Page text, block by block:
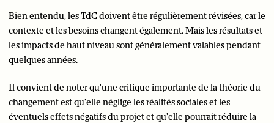
Bien entendu, les TdC doivent être régulièrement révisées, car le
contexte et les besoins changent également. Mais les résultats et
les impacts de haut niveau sont généralement valables pendant
quelques années.
Il convient de noter qu'une critique importante de la théorie du
changement est qu'elle néglige les réalités sociales et les
éventuels effets négatifs du projet et qu'elle pourrait réduire la